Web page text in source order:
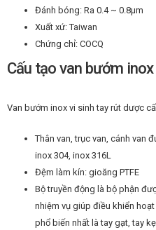
Đánh bóng: Ra 0.4 ~ 0.8μm
Xuất xứ: Taiwan
Chứng chỉ: COCQ
Cấu tạo van bướm
Van bướm inox vi sinh tay rút dược
Thân van, trục van, cánh van
inox 304, inox 316L
Đệm làm kín: gioăng PTFE
Bộ truyền động là bộ phận
nhiệm vụ giúp điều khiển
phổ biến nhất là tay gạt, tay